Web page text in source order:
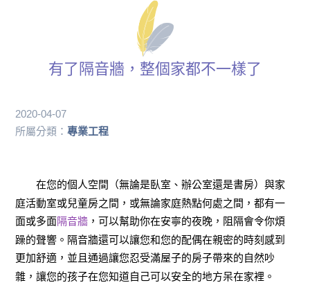
有了隔音牆，整個家都不一樣了
2020-04-07
所屬分類：專業工程
在您的個人空間（無論是臥室、辦公室還是書房）與家
庭活動室或兒童房之間，或無論家庭熱點何處之間，都有一
面或多面隔音牆 ，可以幫助你在安寧的夜晚，阻隔會令你煩
躁的聲響。隔音牆還可以讓您和您的配偶在親密的時刻感到
更加舒適，並且通過讓您忍受滿屋子的房子帶來的自然吵
雜，讓您的孩子在您知道自己可以安全的地方呆在家裡。